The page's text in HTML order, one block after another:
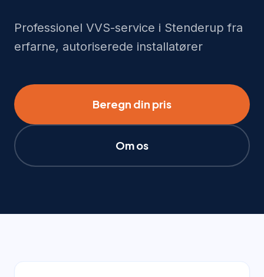
Professionel VVS-service i Stenderup fra
erfarne, autoriserede installatører
Beregn din pris
Om os